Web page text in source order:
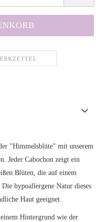
"Himmelsblüte" mit unserem
Jeder Cabochon zeigt ein
Blüten, die auf einem
hypoallergene Natur dieses
Haut geeignet.
Hintergrund wie der